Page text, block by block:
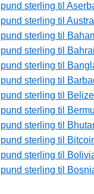
sterling til
sterling til
sterling til
sterling til
sterling til
sterling til
sterling til
sterling til
sterling til
sterling til
sterling til
sterling til